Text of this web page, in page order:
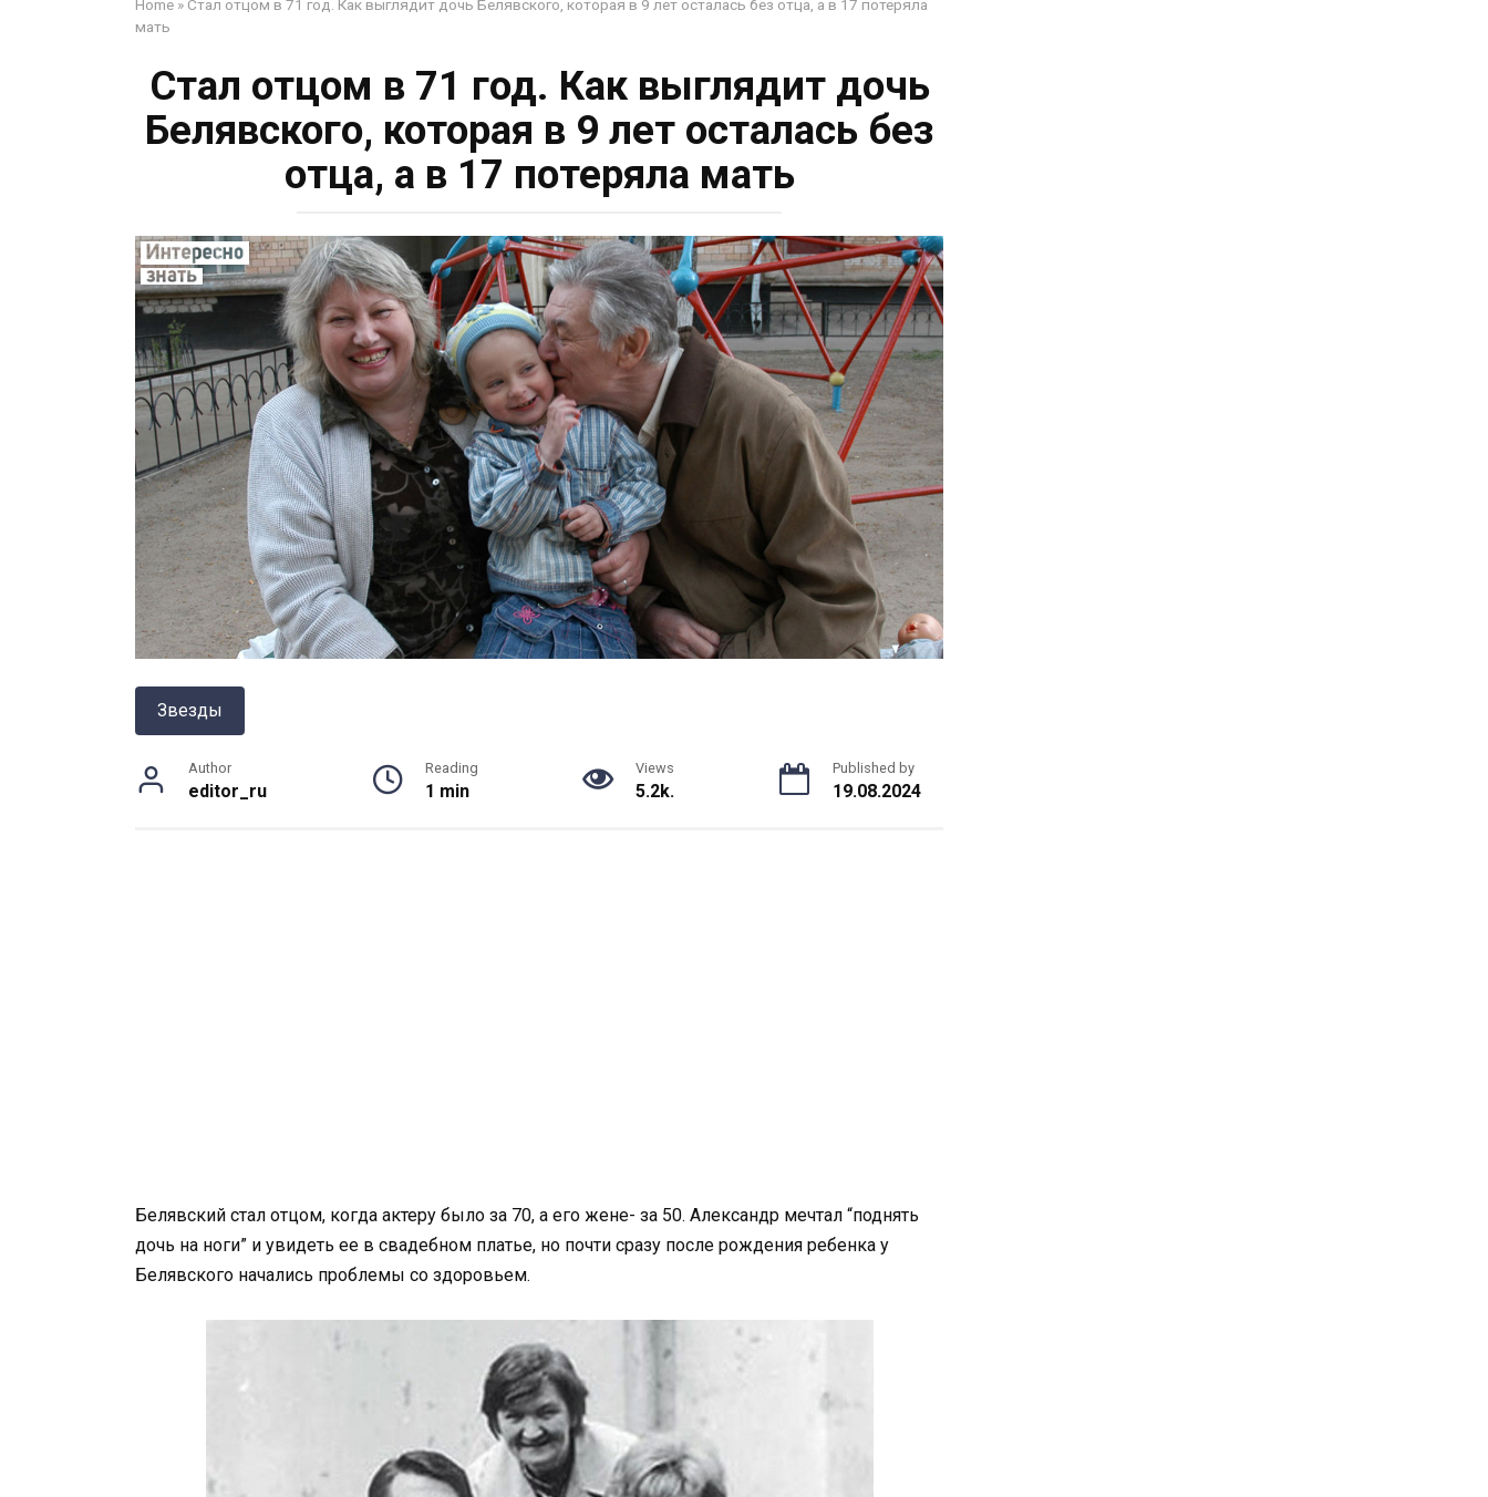
Home » Стал отцом в 71 год. Как выглядит дочь Белявского, которая в 9 лет осталась без отца, а в 17 потеряла
мать
Стал отцом в 71 год. Как выглядит дочь
Белявского, которая в 9 лет осталась без
отца, а в 17 потеряла мать
Звезды
Author
editor_ru
Reading
1 min
Views
5.2k.
Published by
19.08.2024
Белявский стал отцом, когда актеру было за 70, а его жене- за 50. Александр мечтал “поднять
дочь на ноги” и увидеть ее в свадебном платье, но почти сразу после рождения ребенка у
Белявского начались проблемы со здоровьем.